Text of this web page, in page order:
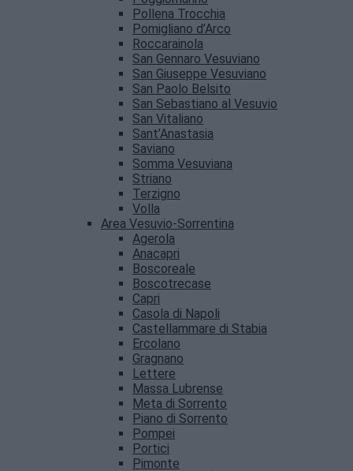
Pollena Trocchia
Pomigliano d’Arco
Roccarainola
San Gennaro Vesuviano
San Giuseppe Vesuviano
San Paolo Belsito
San Sebastiano al Vesuvio
San Vitaliano
Sant’Anastasia
Saviano
Somma Vesuviana
Striano
Terzigno
Volla
Area Vesuvio-Sorrentina
Agerola
Anacapri
Boscoreale
Boscotrecase
Capri
Casola di Napoli
Castellammare di Stabia
Ercolano
Gragnano
Lettere
Massa Lubrense
Meta di Sorrento
Piano di Sorrento
Pompei
Portici
Pimonte